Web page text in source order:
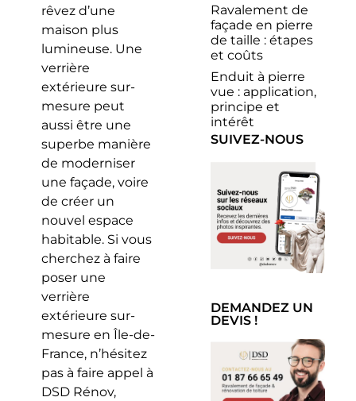
rêvez d’une
maison plus
lumineuse. Une
verrière
extérieure sur-
mesure peut
aussi être une
superbe manière
de moderniser
une façade, voire
de créer un
nouvel espace
habitable. Si vous
cherchez à faire
poser une
verrière
extérieure sur-
mesure en Île-de-
France, n’hésitez
pas à faire appel à
DSD Rénov,
Ravalement de
façade en pierre
de taille : étapes
et coûts
Enduit à pierre
vue : application,
principe et
intérêt
SUIVEZ-NOUS
DEMANDEZ UN
DEVIS !